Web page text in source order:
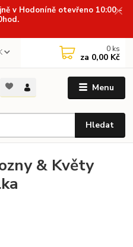
v Hodoníně otevřeno 10:00 -
Menu
Hledat
0 ks
za 0,00 Kč
& Květy